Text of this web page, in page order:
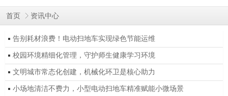
首页 资讯中心
告别耗材浪费！电动扫地车实现绿色节能运维
校园环境精细化管理，守护师生健康学习环境
文明城市常态化创建，机械化环卫是核心助力
小场地清洁不费力，小型电动扫地车精准赋能小微场景